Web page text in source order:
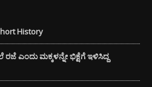
History
ಎಂದು ಮಕ್ಕಳನ್ನೇ ಭಿಕ್ಷೆಗೆ ಇಳಿಸಿದ್ದ